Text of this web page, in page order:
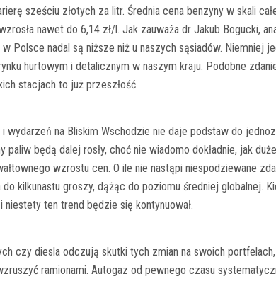
sześciu złotych za litr. Średnia cena benzyny w skali
nawet do 6,14 zł/l. Jak zauważa dr Jakub Bogucki,
Polsce nadal są niższe niż u naszych sąsiadów. Niemniej
hurtowym i detalicznym w naszym kraju. Podobne
stacjach to już przeszłość.
na Bliskim Wschodzie nie daje podstaw do
będą dalej rosły, choć nie wiadomo dokładnie, jak
wzrostu cen. O ile nie nastąpi niespodziewane
kilkunastu groszy, dążąc do poziomu średniej globalnej.
ten trend będzie się kontynuował.
czy diesla odczują skutki tych zmian na swoich
ramionami. Autogaz od pewnego czasu